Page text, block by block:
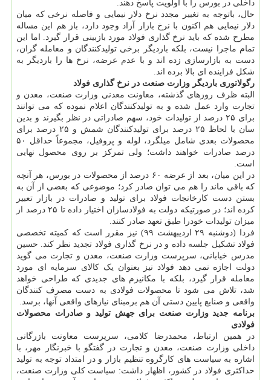
داخلی در بورس را با اولویت پاسخ دهند.
حال، باتوجه به تغییر مجدد نرخ دلار نیمایی و فاصله نرخی که میان
دلار نیمایی هم اکنون با نرخ بازار آزاد وجود دارد، باز هم این مساله
مطرح شده که باید نرخ گذاری فولاد مورد بازبینی قرار گیرد. اما این
تمام ماجرا نیست، بلکه باردیگر برخی تولیدکنندگان و معامله گران،
دست به بازارسازی زده اند و با عدم عرضه، نرخ ها را باردیگر به
شکل فزاینده ای بالا برده اند.
رگولاتوری باردیگر وزارت صنعت در نرخ گذاری فولاد
البته ظرف روزهای گذشته، معاونت معدنی وزارت صنعت، معدن و
تجارت وارد عمل شده و به تولیدکنندگان اعلام نموده که می توانند
برای ۲۵ درصد از تولیدات خود، سهم صادراتی در نظر بگیرند و بدین
سان با لحاظ ۲۵ درصد برای تولیدکنندگان شمش و ۲۵ درصد برای
محصولات بعدی شامل میلگرد، لوله و پروفیل، مجموعاً حداقل ۵۰
درصد صادرات خواهند داشت؛ ولی تمرکز بر روی محصول نهایی
است.
در این میان، بعد از عرضه ۶۰ درصد از محصولات در بورس، هر آنچه
که باقی ماند را هم می توان صادر کرد؛ موضوعی که بعضی از آن به
بستن دست کارخانجات فولاد برای تولید و صادرات در بازار تعبیر
کرده اند؛ در صورتیکه دولت به فولادسازان اختیار داده تا ۲۵ درصد از
میزان تولیدات خودرا طبق تعهد صادر کنند.
فردا (دوشنبه ۲۹ اردیبهشت ۹۹) نیز مقرر است که کمیته تخصصی
فولاد تشکیل جلسه داده و در نرخ گذاری فولاد تجدید نظر کند. حسین
مدرس خیابانی، سرپرست وزارت صنعت، معدن و تجارت می گوید
دولت اجازه نمی دهد فولاد نیز بعنوان یک کالای سرمایه ای مورد
معامله قرار گیرد، بلکه با مکانیزم های جدیدی که طراحی خواهد
شد، تلاش می شود تا محصولات فولادی به دست مصرف کنندگان
واقعی و صنایع پایین دستی آن هم برمبنای نیازهای واقعی آنها، برسد.
برنامه جدید وزارت صنعت برای جهش تولید و صادرات محصولات
فولادی
در همین ارتباط، محمدرضا کلامی، سرپرست معاونت بازرگانی
داخلی وزارت صنعت، معدن و تجارت در گفتگو با خبرنگار مهر، با
اشاره به سیاست های کارگروه تنظیم بازار و در امتداد توجه به تولید
حداکثری فولاد در کشور، اظهار داشت: سیاست کلی وزارت صنعت،